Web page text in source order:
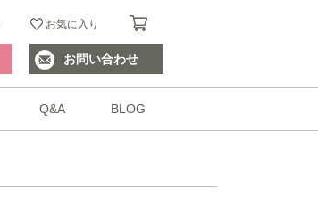
お気に入り
お問い合わせ
Q&A BLOG